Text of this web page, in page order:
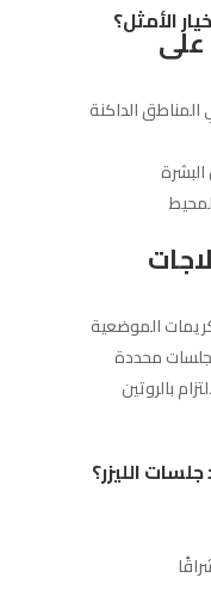
الأمثل؟على
المناطق الداكنة
الموضعية
جلسات محددة
بالروتين
الليزر؟